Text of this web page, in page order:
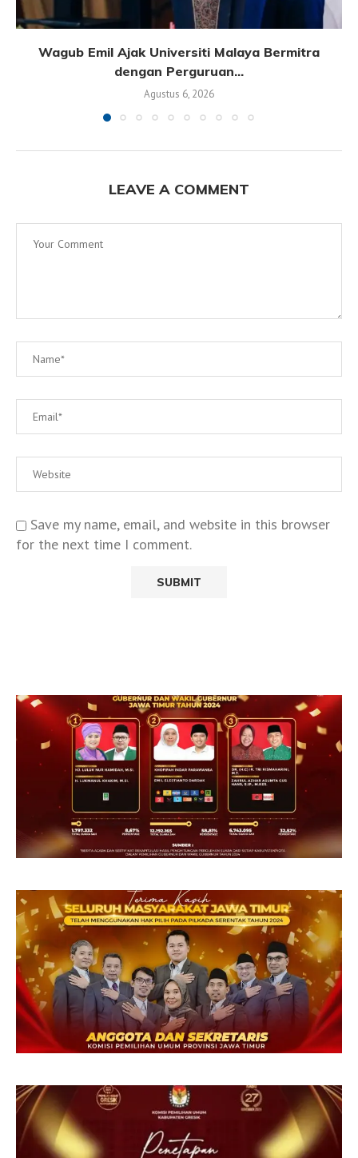
Wagub Emil Ajak Universiti Malaya Bermitra
dengan Perguruan...
Agustus 6, 2026
LEAVE A COMMENT
Save my name, email, and website in this browser
for the next time I comment.